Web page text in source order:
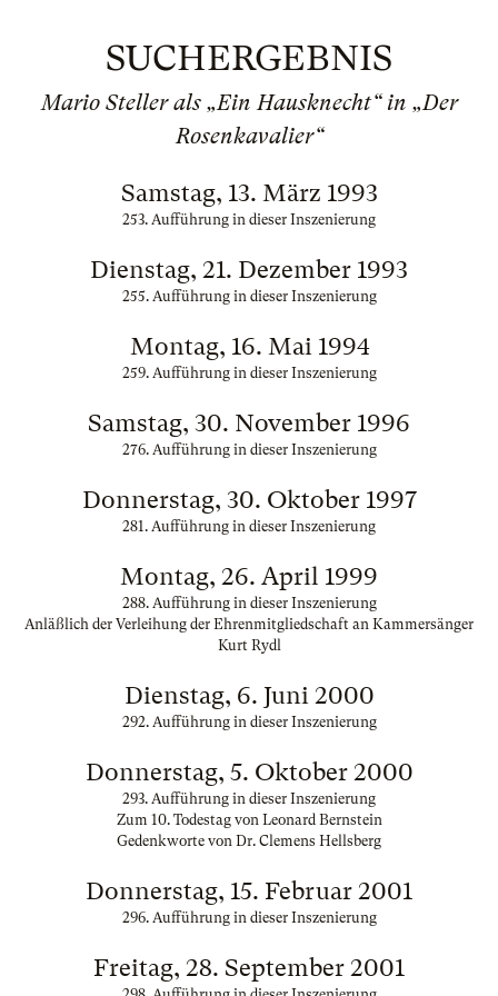
SUCHERGEBNIS
Mario Steller als „Ein Hausknecht“ in „Der
Rosenkavalier“
Samstag, 13. März 1993
253. Aufführung in dieser Inszenierung
Dienstag, 21. Dezember 1993
255. Aufführung in dieser Inszenierung
Montag, 16. Mai 1994
259. Aufführung in dieser Inszenierung
Samstag, 30. November 1996
276. Aufführung in dieser Inszenierung
Donnerstag, 30. Oktober 1997
281. Aufführung in dieser Inszenierung
Montag, 26. April 1999
288. Aufführung in dieser Inszenierung
Anläßlich der Verleihung der Ehrenmitgliedschaft an Kammersänger
Kurt Rydl
Dienstag, 6. Juni 2000
292. Aufführung in dieser Inszenierung
Donnerstag, 5. Oktober 2000
293. Aufführung in dieser Inszenierung
Zum 10. Todestag von Leonard Bernstein
Gedenkworte von Dr. Clemens Hellsberg
Donnerstag, 15. Februar 2001
296. Aufführung in dieser Inszenierung
Freitag, 28. September 2001